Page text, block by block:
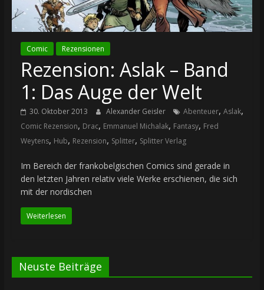
Comic Rezensionen
Rezension: Aslak – Band
1: Das Auge der Welt
30. Oktober 2013 Alexander Geisler Abenteuer, Aslak,
Comic Rezension, Drac, Emmanuel Michalak, Fantasy, Fred
Weytens, Hub, Rezension, Splitter, Splitter Verlag
Im Bereich der frankobelgischen Comics sind gerade in
den letzten Jahren relativ viele Werke erschienen, die sich
mit der nordischen
Weiterlesen
Neuste Beiträge